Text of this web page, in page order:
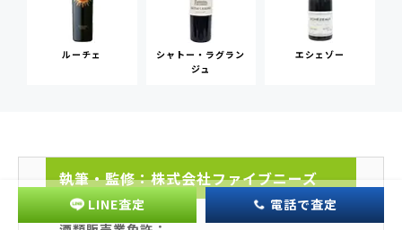
ルーチェ
シャトー・ラグラン
ジュ
エシェゾー
執筆・監修：株式会社ファイブニーズ
LINE査定 電話で査定